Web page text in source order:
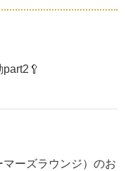
ーズラウンジ）のお